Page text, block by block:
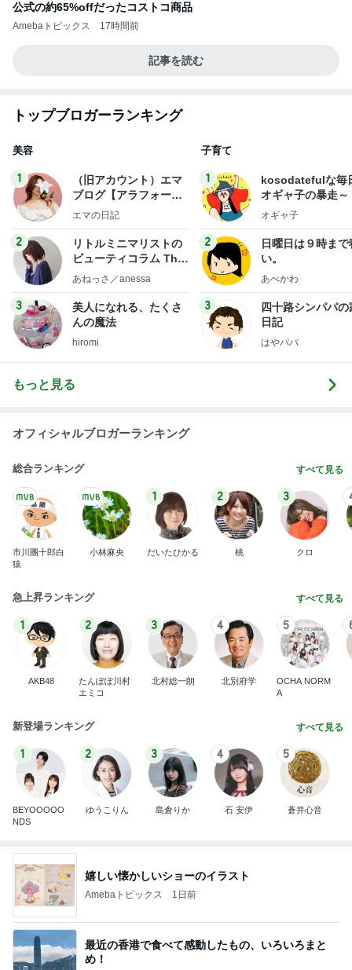
公式の約65%offだったコストコ商品
Amebaトピックス 17時間前
記事を読む
トップブロガーランキング
美容
1
（旧アカウント）エマ
ブログ【アラフォー会
社売却セカンドライ
エマの日記
2
リトルミニマリストの
ビューティコラム The
little minimalist's bea
あねっさ／anessa
3
美人になれる、たくさ
んの魔法
hiromi
子育て
1
kosodatefulな毎
オギャ子の暴走～
オギャ子
2
日曜日は９時まで
い。
あべかわ
3
四十路シンパパの
日記
はやパパ
もっと見る
オフィシャルブロガーランキング
総合ランキング すべて見る
市川團十郎白
猿
小林麻央
1
だいたひかる
2
桃
3
クロ
急上昇ランキング すべて見る
1
AKB48
2
たんぽぽ川村
エミコ
3
北村総一朗
4
北別府学
5
OCHA NORM
A
新登場ランキング すべて見る
1
BEYOOOOO
NDS
2
ゆうこりん
3
島倉りか
4
石 安伊
5
蒼井心音
嬉しい懐かしいショーのイラスト
Amebaトピックス 1日前
最近の香港で食べて感動したもの、いろいろまと
め！